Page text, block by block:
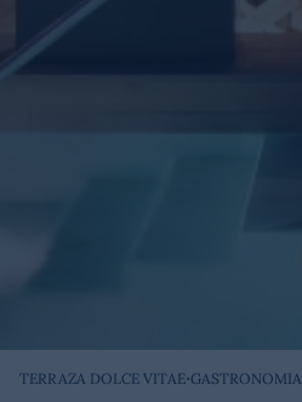
TERRAZA DOLCE VITAE·GASTRONOMIA